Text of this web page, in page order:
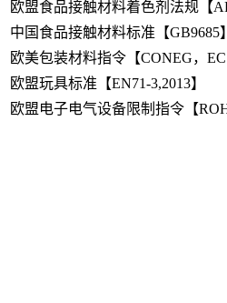
欧盟食品接触材料着色剂法规【
中国食品接触材料标准【GB9685】
欧美包装材料指令【CONEG，EC
欧盟玩具标准【EN71-3,2013】
欧盟电子电气设备限制指令【